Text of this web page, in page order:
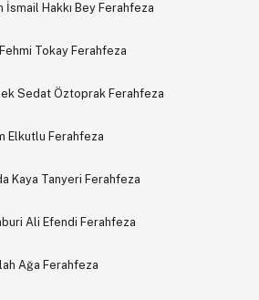
Hakkı Bey Ferahfeza
Tokay Ferahfeza
Sedat Öztoprak Ferahfeza
Elkutlu Ferahfeza
Kaya Tanyeri Ferahfeza
Ali Efendi Ferahfeza
Ağa Ferahfeza